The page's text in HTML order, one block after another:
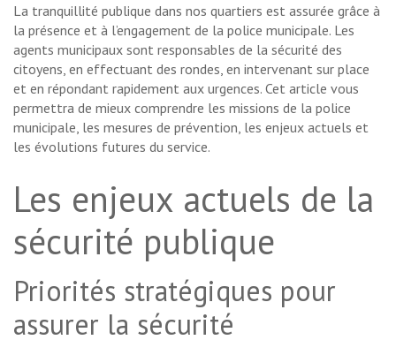
La tranquillité publique dans nos quartiers est assurée grâce à
la présence et à l’engagement de la police municipale. Les
agents municipaux sont responsables de la sécurité des
citoyens, en effectuant des rondes, en intervenant sur place
et en répondant rapidement aux urgences. Cet article vous
permettra de mieux comprendre les missions de la police
municipale, les mesures de prévention, les enjeux actuels et
les évolutions futures du service.
Les enjeux actuels de la
sécurité publique
Priorités stratégiques pour
assurer la sécurité